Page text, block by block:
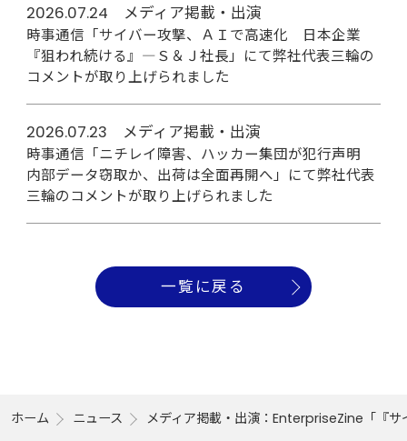
2026.07.24 メディア掲載・出演
時事通信「サイバー攻撃、ＡＩで高速化 日本企業
『狙われ続ける』―Ｓ＆Ｊ社長」にて弊社代表三輪の
コメントが取り上げられました
2026.07.23 メディア掲載・出演
時事通信「ニチレイ障害、ハッカー集団が犯行声明
内部データ窃取か、出荷は全面再開へ」にて弊社代表
三輪のコメントが取り上げられました
一覧に戻る
ホーム ニュース メディア掲載・出演：EnterpriseZine「『サ